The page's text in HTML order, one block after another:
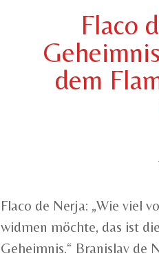
Flaco
dem
Flaco de Nerja: „Wie viel
widmen möchte, das ist
Geheimnis.“ Branislav de